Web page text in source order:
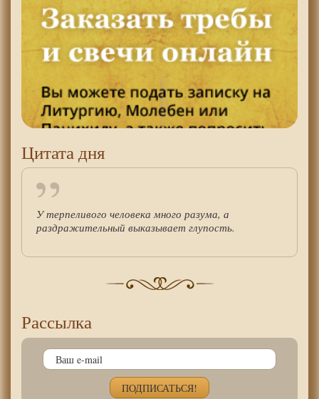
Цитата дня
У терпеливого человека много разума, а
раздражительный выказывает глупость.
Рассылка